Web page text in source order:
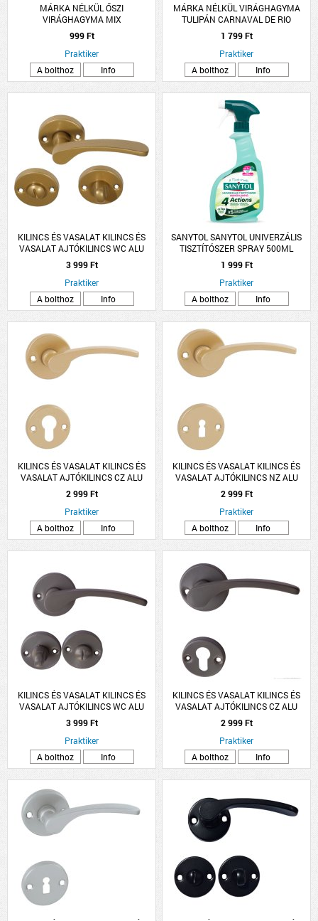
MÁRKA NÉLKÜL ŐSZI
VIRÁGHAGYMA MIX
999 Ft
Praktiker
A bolthoz
Info
MÁRKA NÉLKÜL VIRÁGHAGYMA
TULIPÁN CARNAVAL DE RIO
10DARAB/CSOMAG FEHÉR-PIROS
1 799 Ft
Praktiker
A bolthoz
Info
KILINCS ÉS VASALAT KILINCS ÉS
VASALAT AJTÓKILINCS WC ALU
ARANY LANA ROZETTÁS
3 999 Ft
Praktiker
A bolthoz
Info
SANYTOL SANYTOL UNIVERZÁLIS
TISZTÍTÓSZER SPRAY 500ML
1 999 Ft
Praktiker
A bolthoz
Info
KILINCS ÉS VASALAT KILINCS ÉS
VASALAT AJTÓKILINCS CZ ALU
ARANY LANA ROZETTÁS
2 999 Ft
Praktiker
A bolthoz
Info
KILINCS ÉS VASALAT KILINCS ÉS
VASALAT AJTÓKILINCS NZ ALU
ARANY LANA ROZETTÁS
2 999 Ft
Praktiker
A bolthoz
Info
KILINCS ÉS VASALAT KILINCS ÉS
VASALAT AJTÓKILINCS WC ALU
SZÜRKE LANA ROZETTÁS
3 999 Ft
Praktiker
A bolthoz
Info
KILINCS ÉS VASALAT KILINCS ÉS
VASALAT AJTÓKILINCS CZ ALU
SZÜRKE LANA ROZETTÁS
2 999 Ft
Praktiker
A bolthoz
Info